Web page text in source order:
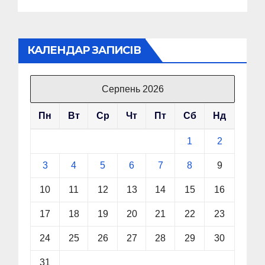
КАЛЕНДАР ЗАПИСІВ
Серпень 2026
Пн Вт Ср Чт Пт Сб Нд
1 2
3 4 5 6 7 8 9
10 11 12 13 14 15 16
17 18 19 20 21 22 23
24 25 26 27 28 29 30
31